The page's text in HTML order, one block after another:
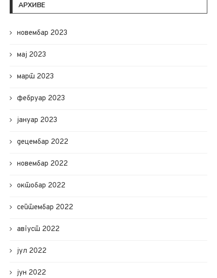
АРХИВЕ
новембар 2023
мај 2023
март 2023
фебруар 2023
јануар 2023
децембар 2022
новембар 2022
октобар 2022
септембар 2022
август 2022
јул 2022
јун 2022